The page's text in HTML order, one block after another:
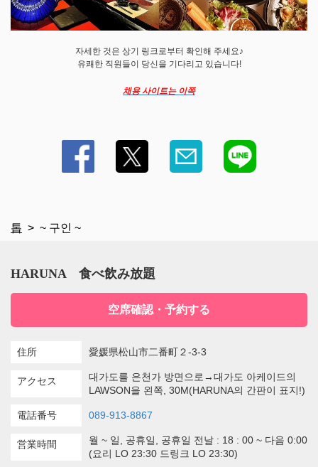
자세한 것은 상기 링크로부터 확인해 주세요♪
유쾌한 직원들이 당신을 기다리고 있습니다!
채용 사이트는 이쪽
톱 ~ 구인 ~
HARUNA 食べ飲み放題
空席確認・予約する
住所 愛媛県松山市二番町２-3-3
アクセス
대가도를 은천가 방면으로→대가도 아케이드의
LAWSON을 왼쪽, 30M(HARUNA의 간판이 표지!)
電話番号 089-913-8867
営業時間
월 ~ 일, 공휴일, 공휴일 전날 : 18 : 00 ~ 다음 0:00
(요리 LO 23:30 드링크 LO 23:30)